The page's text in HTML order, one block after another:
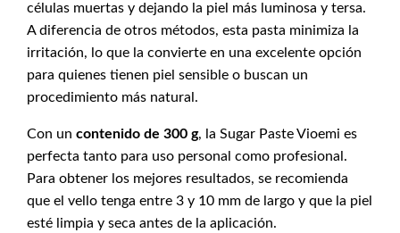
células muertas y dejando la piel más luminosa y tersa.
A diferencia de otros métodos, esta pasta minimiza la
irritación, lo que la convierte en una excelente opción
para quienes tienen piel sensible o buscan un
procedimiento más natural.
Con un contenido de 300 g, la Sugar Paste Vioemi es
perfecta tanto para uso personal como profesional.
Para obtener los mejores resultados, se recomienda
que el vello tenga entre 3 y 10 mm de largo y que la piel
esté limpia y seca antes de la aplicación.